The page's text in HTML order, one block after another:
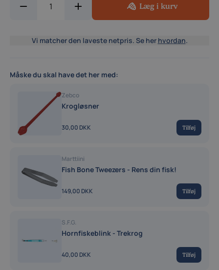
Læg i kurv
Vi matcher den laveste netpris. Se her hvordan.
Måske du skal have det her med:
Zebco
Krogløsner
30,00 DKK Tilføj
Marttiini
Fish Bone Tweezers - Rens din fisk!
149,00 DKK Tilføj
S.F.G.
Hornfiskeblink - Trekrog
40,00 DKK Tilføj